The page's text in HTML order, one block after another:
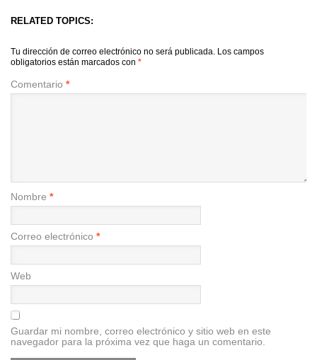
RELATED TOPICS:
Tu dirección de correo electrónico no será publicada. Los campos
obligatorios están marcados con *
Comentario *
Nombre *
Correo electrónico *
Web
Guardar mi nombre, correo electrónico y sitio web en este
navegador para la próxima vez que haga un comentario.